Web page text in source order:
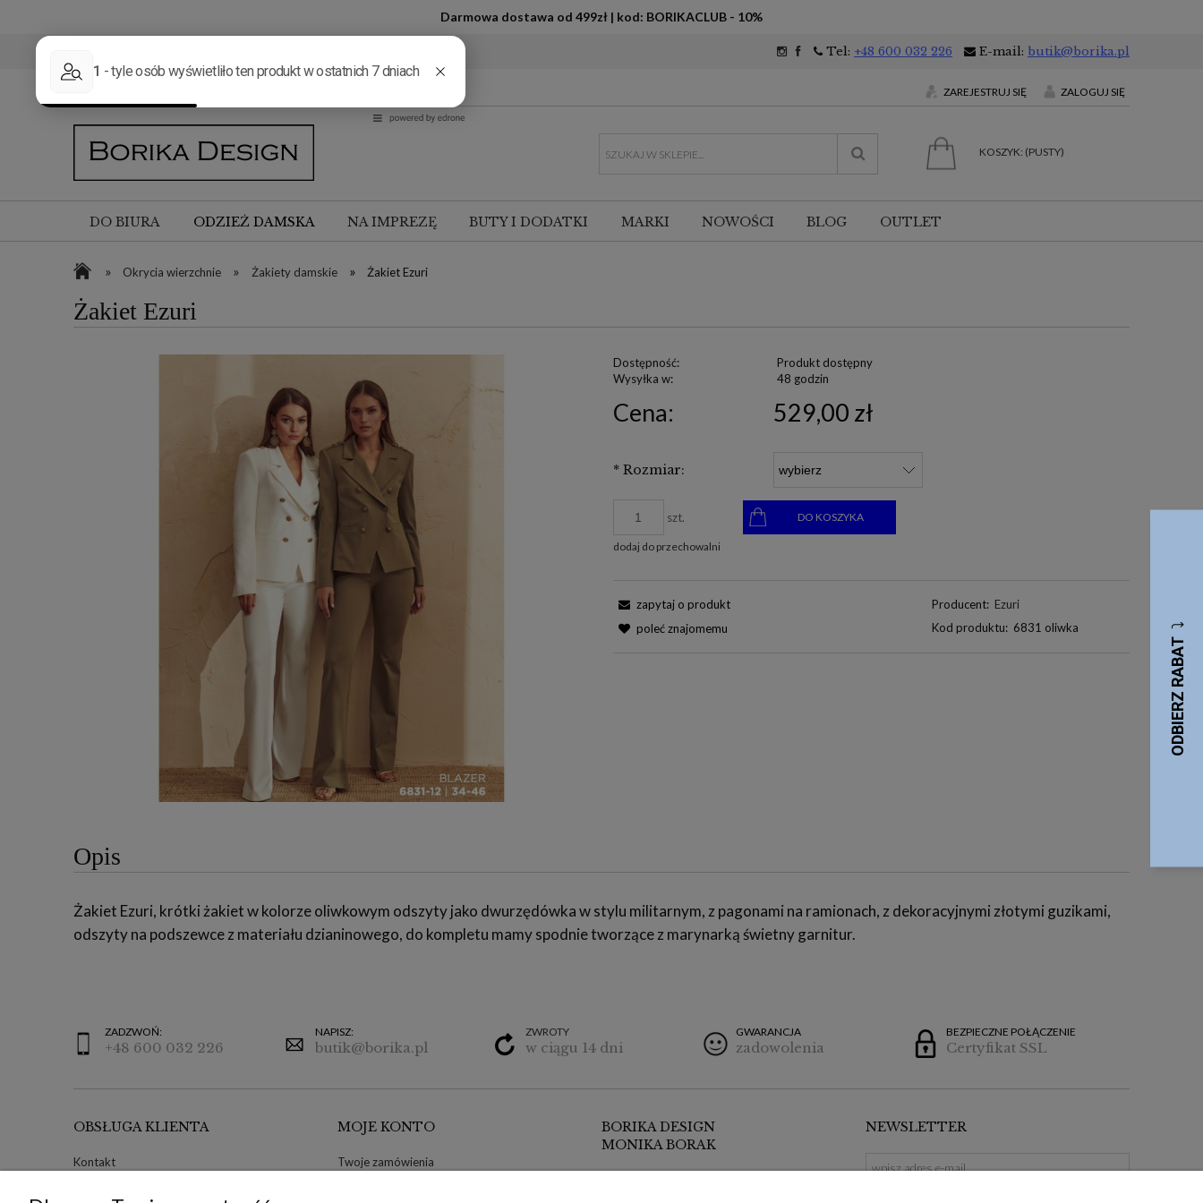
Darmowa dostawa od 499zł | kod: BORIKACLUB - 10%
Tel: +48 600 032 226 E-mail: butik@borika.pl
ZAREJESTRUJ SIĘ ZALOGUJ SIĘ
KOSZYK: (PUSTY)
DO BIURA ODZIEŻ DAMSKA NA IMPREZĘ BUTY I DODATKI MARKI NOWOŚCI BLOG OUTLET
» Okrycia wierzchnie » Żakiety damskie » Żakiet Ezuri
Żakiet Ezuri
Dostępność:
Produkt dostępny
Wysyłka w:
48 godzin
Cena: 529,00 zł
* Rozmiar:
szt. DO KOSZYKA
dodaj do przechowalni
Producent: Ezuri
Kod produktu: 6831 oliwka
zapytaj o produkt
poleć znajomemu
Opis
Żakiet Ezuri, krótki żakiet w kolorze oliwkowym odszyty jako dwurzędówka w stylu militarnym, z pagonami na ramionach, z dekoracyjnymi złotymi guzikami,
odszyty na podszewce z materiału dzianinowego, do kompletu mamy spodnie tworzące z marynarką świetny garnitur.
ZADZWOŃ:
+48 600 032 226
NAPISZ:
butik@borika.pl
ZWROTY
w ciągu 14 dni
GWARANCJA
zadowolenia
BEZPIECZNE POŁĄCZENIE
Certyfikat SSL
OBSŁUGA KLIENTA
Kontakt
MOJE KONTO
Twoje zamówienia
BORIKA DESIGN
MONIKA BORAK
NEWSLETTER